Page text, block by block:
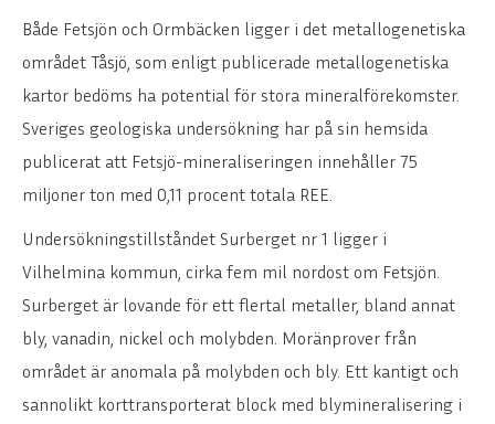
Både Fetsjön och Ormbäcken ligger i det metallogenetiska
området Tåsjö, som enligt publicerade metallogenetiska
kartor bedöms ha potential för stora mineralförekomster.
Sveriges geologiska undersökning har på sin hemsida
publicerat att Fetsjö-mineraliseringen innehåller 75
miljoner ton med 0,11 procent totala REE.
Undersökningstillståndet Surberget nr 1 ligger i
Vilhelmina kommun, cirka fem mil nordost om Fetsjön.
Surberget är lovande för ett flertal metaller, bland annat
bly, vanadin, nickel och molybden. Moränprover från
området är anomala på molybden och bly. Ett kantigt och
sannolikt korttransporterat block med blymineralisering i